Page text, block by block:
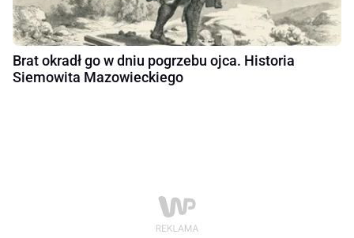
Brat okradł go w dniu pogrzebu ojca. Historia
Siemowita Mazowieckiego